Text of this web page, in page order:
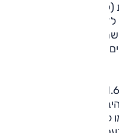
אינו שונה וכמקובל